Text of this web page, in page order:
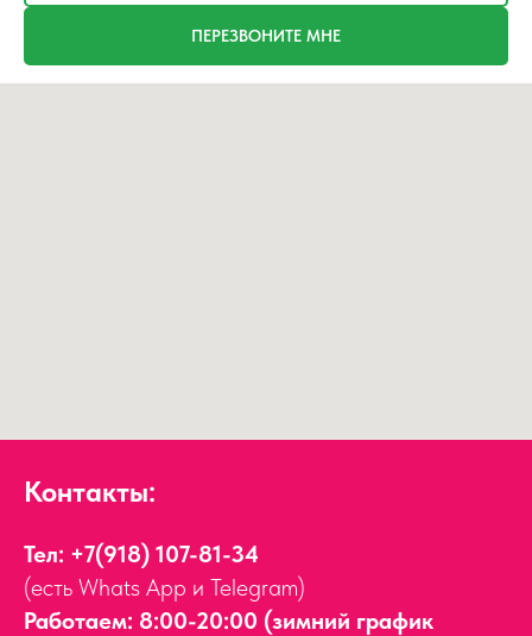
ПЕРЕЗВОНИТЕ МНЕ
Контакты:
Тел: +7(918) 107-81-34
(есть Whats App и Telegram)
Работаем: 8:00-20:00 (зимний график